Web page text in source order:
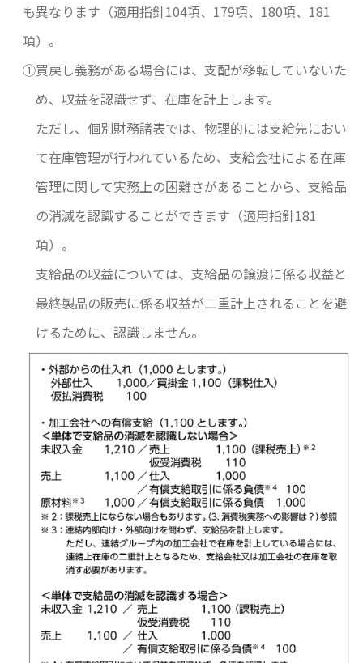
も異なります（適用指針104項、179項、180項、181
項）。
①買戻し義務がある場合には、支配が移転していないた
め、収益を認識せず、在庫を計上します。
ただし、個別財務諸表では、物理的には支給先におい
て在庫管理が行われているため、支給会社による在庫
管理に関して実務上の困難さがあることから、支給品
の消滅を認識することができます（適用指針181
項）。
支給品の収益については、支給品の譲渡に係る収益と
最終製品の販売に係る収益が二重計上されることを避
けるために、認識しません。